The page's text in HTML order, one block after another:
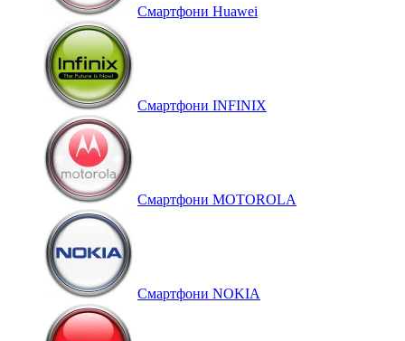
Смартфони Huawei
Смартфони INFINIX
Смартфони MOTOROLA
Смартфони NOKIA